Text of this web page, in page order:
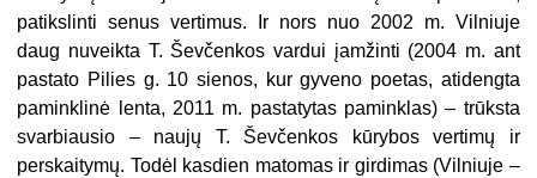
patikslinti senus vertimus. Ir nors nuo 2002 m. Vilniuje
daug nuveikta T. Ševčenkos vardui įamžinti (2004 m. ant
pastato Pilies g. 10 sienos, kur gyveno poe­tas, atidengta
paminklinė lenta, 2011 m. pastatytas paminklas) – trūksta
svarbiausio – naujų T. Ševčenkos kūrybos vertimų ir
perskaitymų. Todėl kasdien matomas ir girdimas (Vilniuje –